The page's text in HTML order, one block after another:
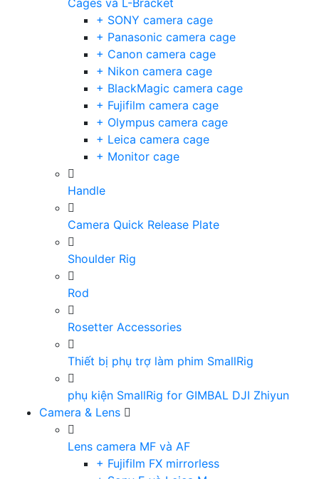
Cages và L-Bracket
+ SONY camera cage
+ Panasonic camera cage
+ Canon camera cage
+ Nikon camera cage
+ BlackMagic camera cage
+ Fujifilm camera cage
+ Olympus camera cage
+ Leica camera cage
+ Monitor cage
Handle
Camera Quick Release Plate
Shoulder Rig
Rod
Rosetter Accessories
Thiết bị phụ trợ làm phim SmallRig
phụ kiện SmallRig for GIMBAL DJI Zhiyun
Camera & Lens
Lens camera MF và AF
+ Fujifilm FX mirrorless